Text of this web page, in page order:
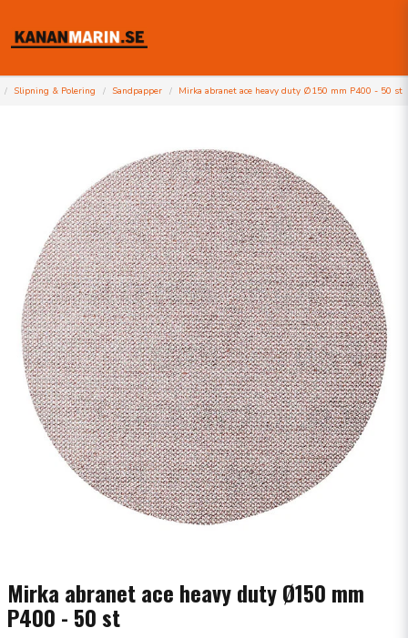
Slipning & Polering Sandpapper Mirka abranet ace heavy duty Ø150 mm P400 - 50 st
Mirka abranet ace heavy duty Ø150 mm
P400 - 50 st